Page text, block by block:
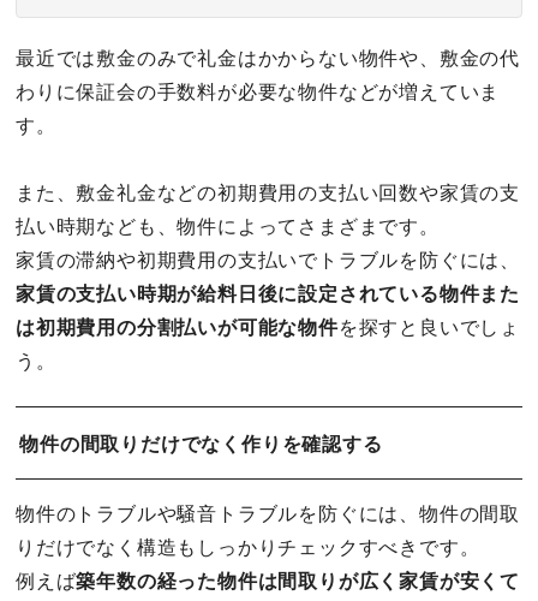
最近では敷金のみで礼金はかからない物件や、敷金の代
わりに保証会の手数料が必要な物件などが増えていま
す。
また、敷金礼金などの初期費用の支払い回数や家賃の支
払い時期なども、物件によってさまざまです。
家賃の滞納や初期費用の支払いでトラブルを防ぐには、
家賃の支払い時期が給料日後に設定されている物件また
は初期費用の分割払いが可能な物件を探すと良いでしょ
う。
物件の間取りだけでなく作りを確認する
物件のトラブルや騒音トラブルを防ぐには、物件の間取
りだけでなく構造もしっかりチェックすべきです。
例えば築年数の経った物件は間取りが広く家賃が安くて